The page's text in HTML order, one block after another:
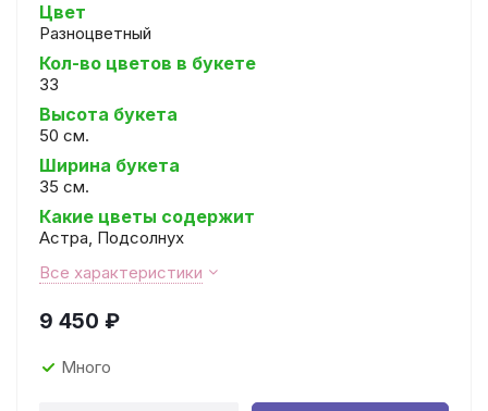
Цвет
Разноцветный
Кол-во цветов в букете
33
Высота букета
50 см.
Ширина букета
35 см.
Какие цветы содержит
Астра, Подсолнух
Все характеристики
9 450 ₽
Много